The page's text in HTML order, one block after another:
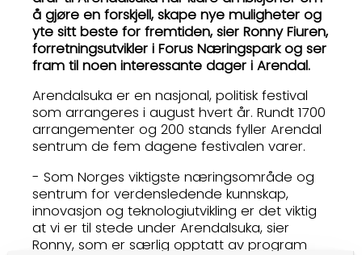
å gjøre en forskjell, skape nye muligheter og
yte sitt beste for fremtiden, sier Ronny Fiuren,
forretningsutvikler i Forus Næringspark og ser
fram til noen interessante dager i Arendal.
Arendalsuka er en nasjonal, politisk festival
som arrangeres i august hvert år. Rundt 1700
arrangementer og 200 stands fyller Arendal
sentrum de fem dagene festivalen varer.
- Som Norges viktigste næringsområde og
sentrum for verdensledende kunnskap,
innovasjon og teknologiutvikling er det viktig
at vi er til stede under Arendalsuka, sier
Ronny, som er særlig opptatt av program